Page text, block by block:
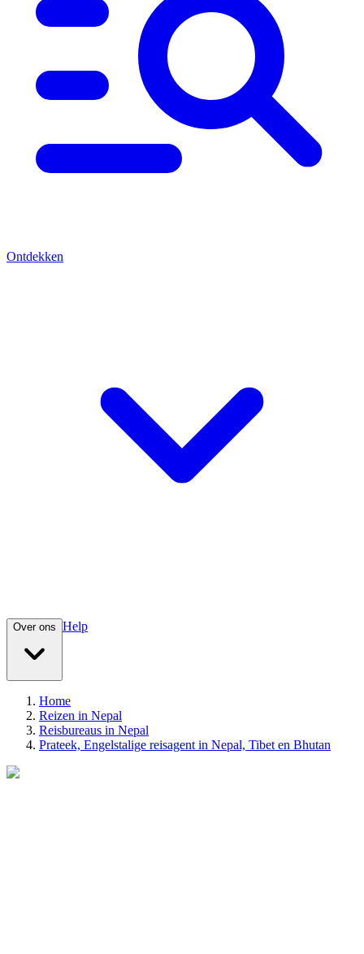
Ontdekken
Over ons Help
Home
Reizen in Nepal
Reisbureaus in Nepal
Prateek, Engelstalige reisagent in Nepal, Tibet en Bhutan